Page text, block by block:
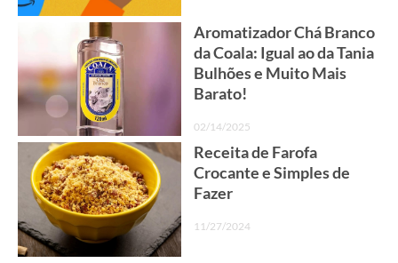
Aromatizador Chá Branco
da Coala: Igual ao da Tania
Bulhões e Muito Mais
Barato!
02/14/2025
Receita de Farofa
Crocante e Simples de
Fazer
11/27/2024